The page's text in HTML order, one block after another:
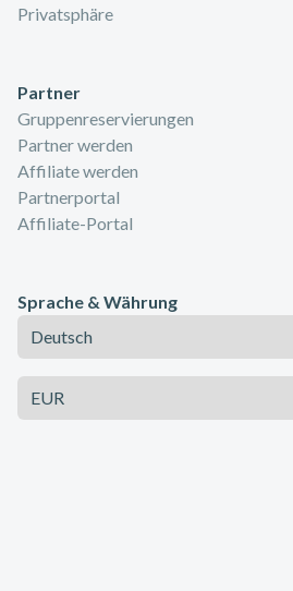
Privatsphäre
Partner
Gruppenreservierungen
Partner werden
Affiliate werden
Partnerportal
Affiliate-Portal
Sprache & Währung